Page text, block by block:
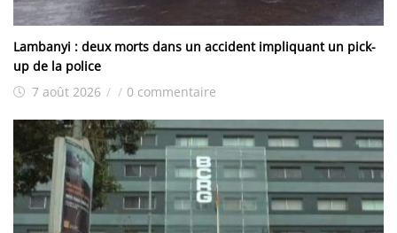
Lambanyi : deux morts dans un accident impliquant un pick-
up de la police
7 août 2026 / / 0 commentaire